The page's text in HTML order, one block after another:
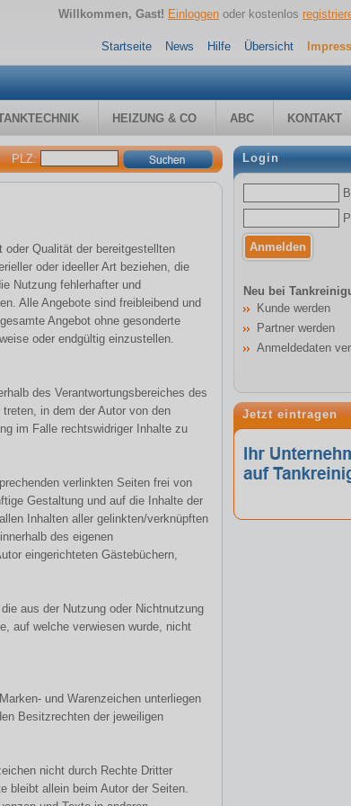
Willkommen, Gast! Einloggen oder kostenlos
Startseite News Hilfe Übersicht
HEIZUNG & CO ABC KONTAKT
PLZ:
oder Qualität der bereitgestellten
oder ideeller Art beziehen, die
Nutzung fehlerhafter und
Alle Angebote sind freibleibend und
Angebot ohne gesonderte
oder endgültig einzustellen.
des Verantwortungsbereiches des
in dem der Autor von den
im Falle rechtswidriger Inhalte zu
verlinkten Seiten frei von
Gestaltung und auf die Inhalte der
Inhalten aller gelinkten/verknüpften
des eigenen
eingerichteten Gästebüchern,
aus der Nutzung oder Nichtnutzung
auf welche verwiesen wurde, nicht
und Warenzeichen unterliegen
Besitzrechten der jeweiligen
nicht durch Rechte Dritter
bleibt allein beim Autor der Seiten.
Login
Neu bei
Kunde werden
Partner werden
Anmeldedaten
Jetzt eintragen